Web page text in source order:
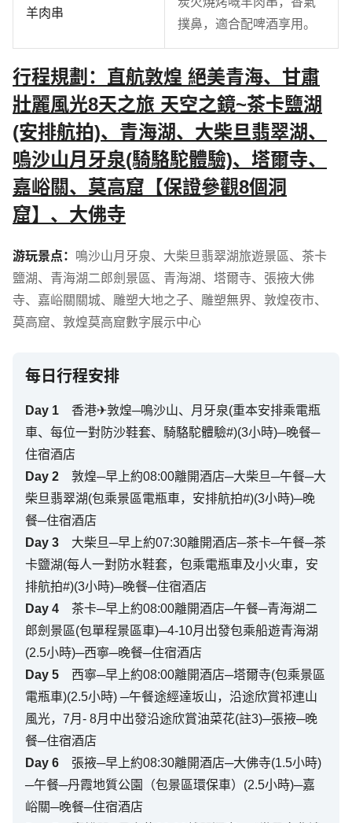
羊肉串
撲鼻，適合配啤酒享用。
行程規劃：直航敦煌 絕美青海、甘肅
壯麗風光8天之旅 天空之鏡~茶卡鹽湖
(安排航拍)、青海湖、大柴旦翡翠湖、
嗚沙山月牙泉(騎駱駝體驗)、塔爾寺、
嘉峪關、莫高窟【保證參觀8個洞
窟】、大佛寺
游玩景点： 鳴沙山月牙泉、 大柴旦翡翠湖旅遊景區、 茶卡
鹽湖、 青海湖二郎劍景區、 青海湖、 塔爾寺、 張掖大佛
寺、 嘉峪關關城、 雕塑大地之子、 雕塑無界、 敦煌夜市、
莫高窟、 敦煌莫高窟數字展示中心
每日行程安排
Day 1
香港✈敦煌─鳴沙山、月牙泉(重本安排乘電瓶
車、每位一對防沙鞋套、騎駱駝體驗#)(3小時)─晚餐─
住宿酒店
Day 2
敦煌─早上約08:00離開酒店─大柴旦─午餐─大
柴旦翡翠湖(包乘景區電瓶車，安排航拍#)(3小時)─晚
餐─住宿酒店
Day 3
大柴旦─早上約07:30離開酒店─茶卡─午餐─茶
卡鹽湖(每人一對防水鞋套，包乘電瓶車及小火車，安
排航拍#)(3小時)─晚餐─住宿酒店
Day 4
茶卡─早上約08:00離開酒店─午餐─青海湖二
郎劍景區(包單程景區車)─4-10月出發包乘船遊青海湖
(2.5小時)─西寧─晚餐─住宿酒店
Day 5
西寧─早上約08:00離開酒店─塔爾寺(包乘景區
電瓶車)(2.5小時) ─午餐途經達坂山，沿途欣賞祁連山
風光，7月- 8月中出發沿途欣賞油菜花(註3)─張掖─晚
餐─住宿酒店
Day 6
張掖─早上約08:30離開酒店─大佛寺(1.5小時)
─午餐─丹霞地質公園（包景區環保車）(2.5小時)─嘉
峪關─晚餐─住宿酒店